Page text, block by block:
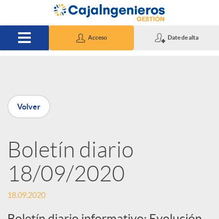
Saltar al contenido principal
Acceso Date de alta
P
u
b
l
Volver
Boletín diario
18/09/2020
18.09.2020